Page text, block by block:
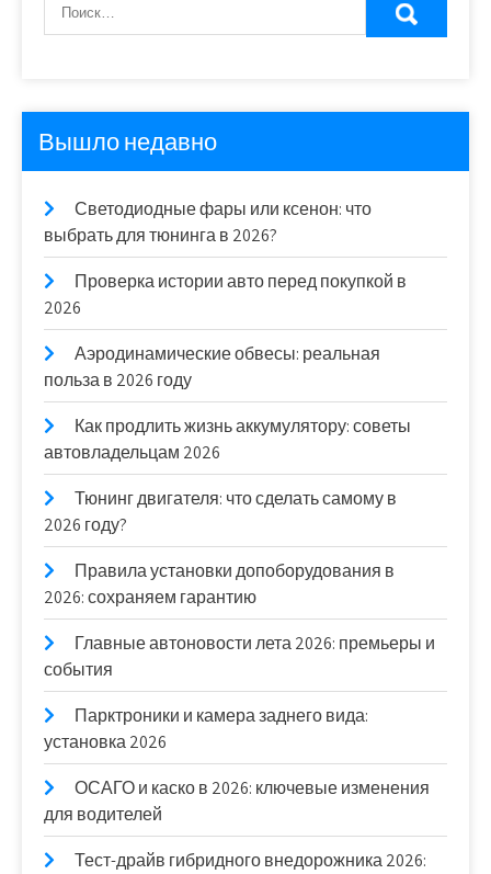
Вышло недавно
Светодиодные фары или ксенон: что
выбрать для тюнинга в 2026?
Проверка истории авто перед покупкой в
2026
Аэродинамические обвесы: реальная
польза в 2026 году
Как продлить жизнь аккумулятору: советы
автовладельцам 2026
Тюнинг двигателя: что сделать самому в
2026 году?
Правила установки допоборудования в
2026: сохраняем гарантию
Главные автоновости лета 2026: премьеры и
события
Парктроники и камера заднего вида:
установка 2026
ОСАГО и каско в 2026: ключевые изменения
для водителей
Тест-драйв гибридного внедорожника 2026: